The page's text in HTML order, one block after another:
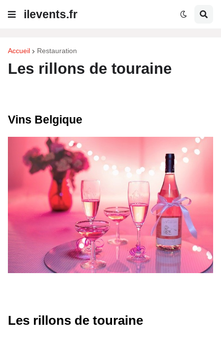
ilevents.fr
Accueil Restauration
Les rillons de touraine
Vins Belgique
Les rillons de touraine